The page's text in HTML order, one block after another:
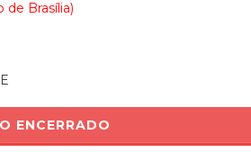
de Brasília)
ENCERRADO